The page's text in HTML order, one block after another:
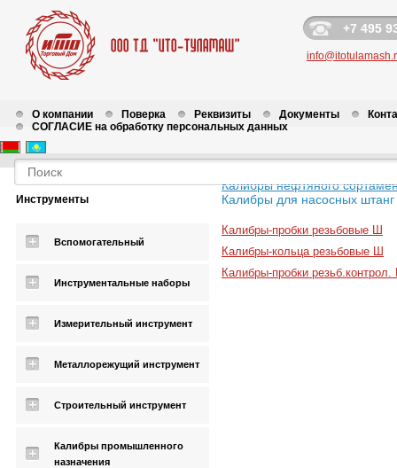
+7 495
О компании Поверка Реквизиты Документы
СОГЛАСИЕ на обработку персональных данных
Инструменты
Вспомогательный
Инструментальные наборы
Измерительный инструмент
Металлорежущий инструмент
Строительный инструмент
Калибры промышленного
назначения
Калибры нефтяного
Калибры для насосных
Калибры-пробки резьбовые Ш
Калибры-кольца резьбовые Ш
Калибры-пробки